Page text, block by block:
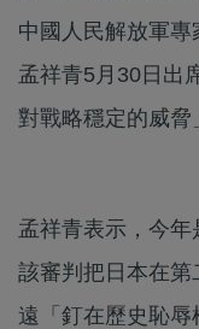
中國人民解放軍
孟祥青5月30日出
對戰略穩定的威脅
孟祥青表示，今年
該審判把日本在
遠「釘在歷史恥